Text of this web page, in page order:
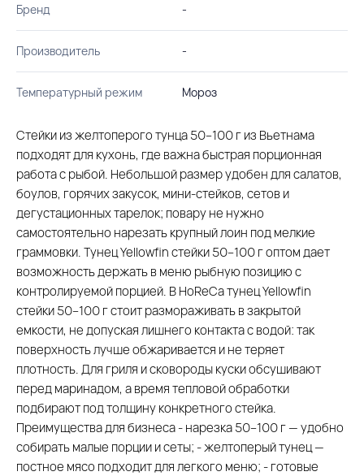
Бренд -
Производитель -
Температурный режим Мороз
Стейки из желтоперого тунца 50–100 г из Вьетнама
подходят для кухонь, где важна быстрая порционная
работа с рыбой. Небольшой размер удобен для салатов,
боулов, горячих закусок, мини-стейков, сетов и
дегустационных тарелок; повару не нужно
самостоятельно нарезать крупный лоин под мелкие
граммовки. Тунец Yellowfin стейки 50–100 г оптом дает
возможность держать в меню рыбную позицию с
контролируемой порцией. В HoReCa тунец Yellowfin
стейки 50–100 г стоит размораживать в закрытой
емкости, не допуская лишнего контакта с водой: так
поверхность лучше обжаривается и не теряет
плотность. Для гриля и сковороды куски обсушивают
перед маринадом, а время тепловой обработки
подбирают под толщину конкретного стейка.
Преимущества для бизнеса - нарезка 50–100 г — удобно
собирать малые порции и сеты; - желтоперый тунец —
постное мясо подходит для легкого меню; - готовые